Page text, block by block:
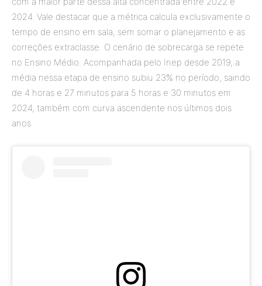
2024. Vale destacar que a métrica calcula exclusivamente o
tempo de ensino em sala, sem somar o planejamento e as
correções extraclasse. O cenário de sobrecarga se repete
no Ensino Médio. Acompanhada pelo Inep desde 2019, a
média nessa etapa de ensino subiu 23% no período, saindo
de 4 horas e 27 minutos para 5 horas e 30 minutos em
2024, também com curva ascendente nos últimos dois
anos.